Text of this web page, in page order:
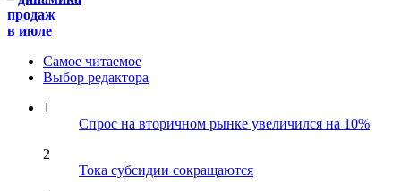
продаж
в июле
Самое читаемое
Выбор редактора
1
Спрос на вторичном рынке увеличился на 10%
2
Тока субсидии сокращаются